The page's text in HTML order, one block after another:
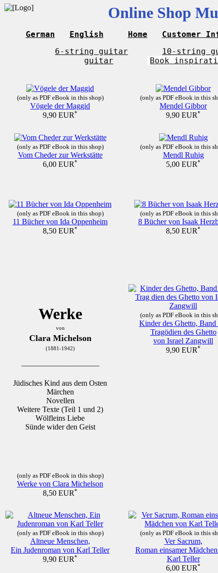
Online Shop
German English Home
Customer
6-string guitar
10-string
guitar
Book
(only as PDF eBook in this shop)
Vögele der Maggid
9,90 EUR*
(only as PDF eBook in this
Mendel Gibbor
9,90 EUR*
(only as PDF eBook in this shop)
Vom Cheder zur Werkstätte
6,00 EUR*
(only as PDF eBook in this
Mendl Ruhig
5,00 EUR*
(only as PDF eBook in this shop)
11 Bücher von Ida Oppenheim
8,50 EUR*
(only as PDF eBook in this
8 Bücher von Isaak
8,50 EUR*
Werke
von
Clara Michelson
(1881-1942)
Jüdisches Kind aus dem Osten
Märchen
Novellen
Weitere Texte (Teil 1 und 2)
Wölfleins Liebe
Sünde wider den Geist
(only as PDF eBook in this shop)
Werke von Clara Michelson
8,50 EUR*
(only as PDF eBook in this
Kinder des Ghetto,
Tragödien des Ghetto
von Israel Zangwill
9,90 EUR*
(only as PDF eBook in this shop)
Altneue Menschen,
Ein Judenroman von Karl Teller
9,90 EUR*
(only as PDF eBook in this
Ver Sacrum,
Roman einsamer
Karl Teller
6,00 EUR*